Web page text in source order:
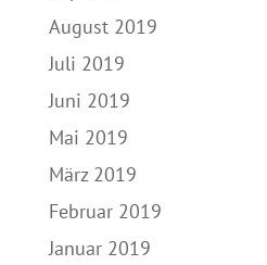
August 2019
Juli 2019
Juni 2019
Mai 2019
März 2019
Februar 2019
Januar 2019